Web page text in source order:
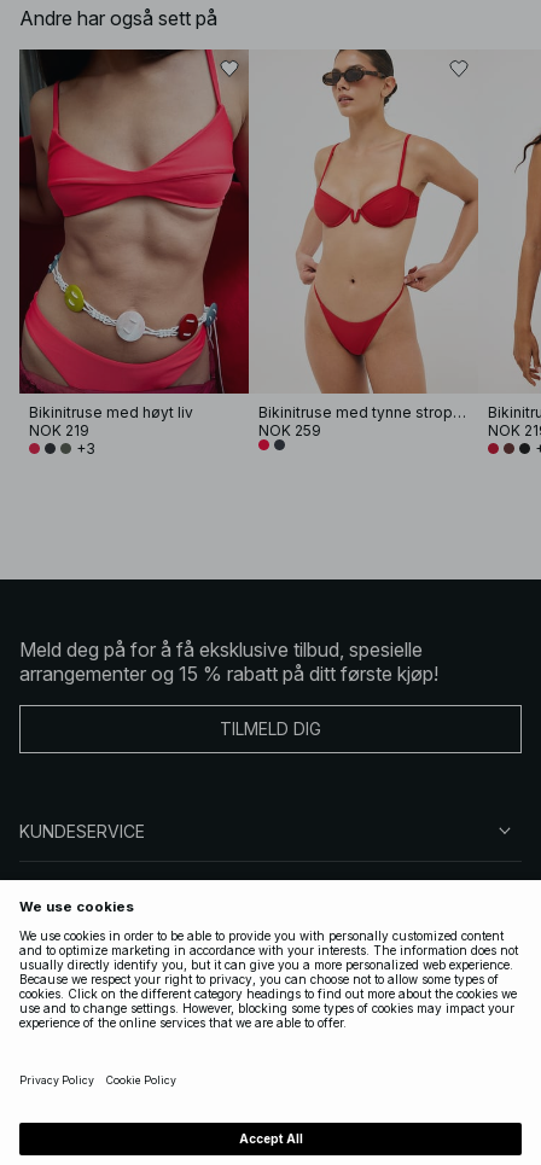
Andre har også sett på
Bikinitruse med høyt liv
NOK 219
+3
Bikinitruse med tynne stropper
NOK 259
NOK
Meld deg på for å få eksklusive tilbud, spesielle
arrangementer og 15 % rabatt på ditt første kjøp!
TILMELD DIG
KUNDESERVICE
FØLG OSS
LOVLIG